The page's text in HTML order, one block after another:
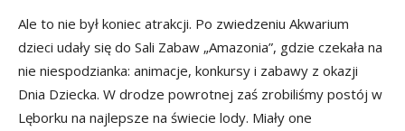
Ale to nie był koniec atrakcji. Po zwiedzeniu Akwarium
dzieci udały się do Sali Zabaw „Amazonia”, gdzie czekała na
nie niespodzianka: animacje, konkursy i zabawy z okazji
Dnia Dziecka. W drodze powrotnej zaś zrobiliśmy postój w
Lęborku na najlepsze na świecie lody. Miały one